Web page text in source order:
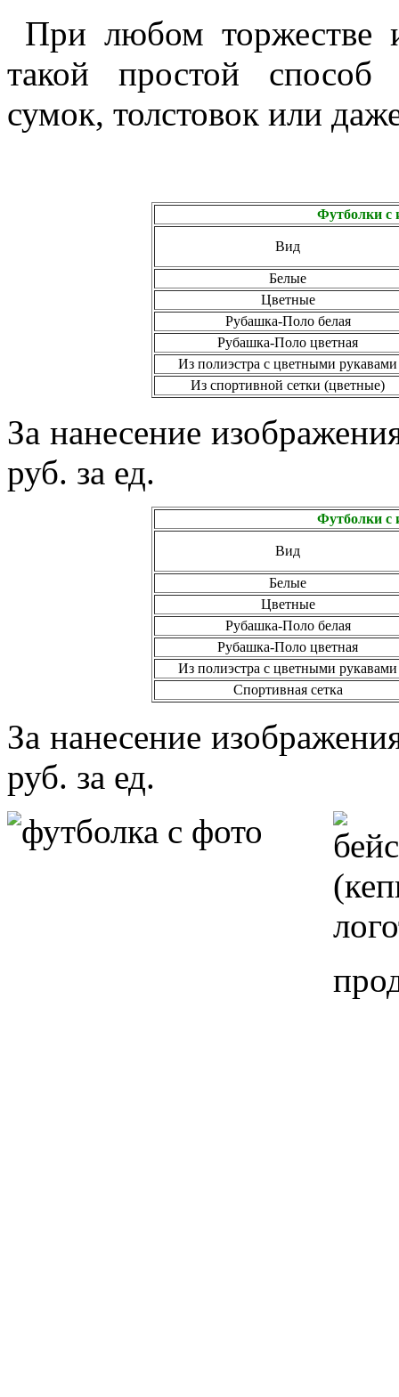
При любом торжестве
такой простой
сумок, толстовок или
Футболки с
Вид
Белые
Цветные
Рубашка-Поло белая
Рубашка-Поло цветная
Из полиэстра с цветными рукавами
Из спортивной сетки (цветные)
За нанесение
руб. за ед.
Футболки с
Вид
Белые
Цветные
Рубашка-Поло белая
Рубашка-Поло цветная
Из полиэстра с цветными рукавами
Спортивная сетка
За нанесение
руб. за ед.